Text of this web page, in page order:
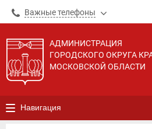
Важные телефоны
АДМИНИСТРАЦИЯ
ГОРОДСКОГО ОКРУГА
МОСКОВСКОЙ ОБЛАСТИ
Навигация